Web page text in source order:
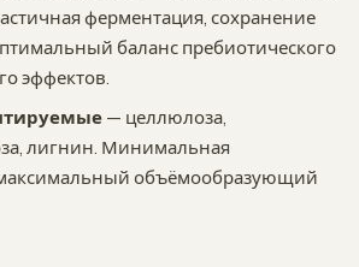
ферментация, сохранение
баланс пребиотического
эффектов.
— целлюлоза,
лигнин. Минимальная
объёмообразующий